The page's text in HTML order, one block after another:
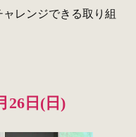
レンジできる取り組
26日(日)